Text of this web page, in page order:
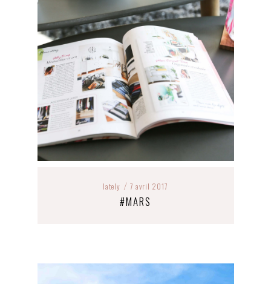
lately / 7 avril 2017
#MARS